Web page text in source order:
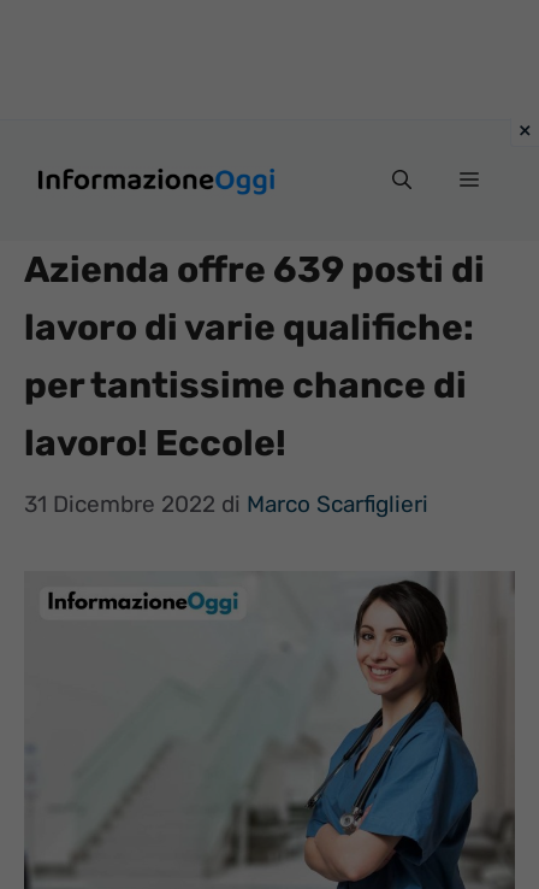
Menu
Azienda offre 639 posti di
lavoro di varie qualifiche:
per tantissime chance di
lavoro! Eccole!
31 Dicembre 2022 di Marco Scarfiglieri